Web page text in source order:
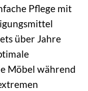
Pflege mit
über Jahre
Möbel während